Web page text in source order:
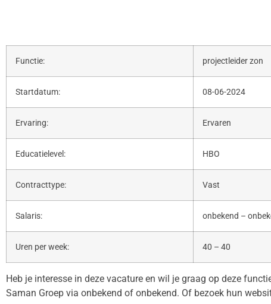
Functie: projectleider zon
Startdatum: 08-06-2024
Ervaring: Ervaren
Educatielevel: HBO
Contracttype: Vast
Salaris: onbekend –
Uren per week: 40 – 40
Heb je interesse in deze vacature en wil je graag op deze
Saman Groep via onbekend of onbekend. Of bezoek hun